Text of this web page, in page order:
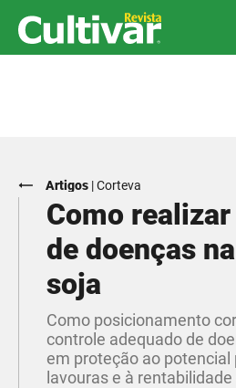
Artigos |Corteva
Como
de doenças
soja
​Como posicionamento
controle adequado de
em proteção ao potencial
lavouras e à